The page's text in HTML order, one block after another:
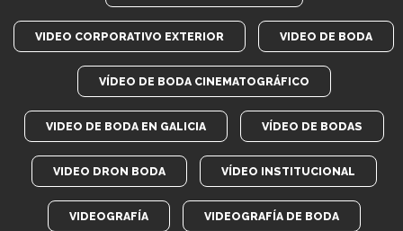
VIDEO CORPORATIVO EXTERIOR VIDEO DE BODA
VÍDEO DE BODA CINEMATOGRÁFICO
VIDEO DE BODA EN GALICIA VÍDEO DE BODAS
VIDEO DRON BODA VÍDEO INSTITUCIONAL
VIDEOGRAFÍA VIDEOGRAFÍA DE BODA